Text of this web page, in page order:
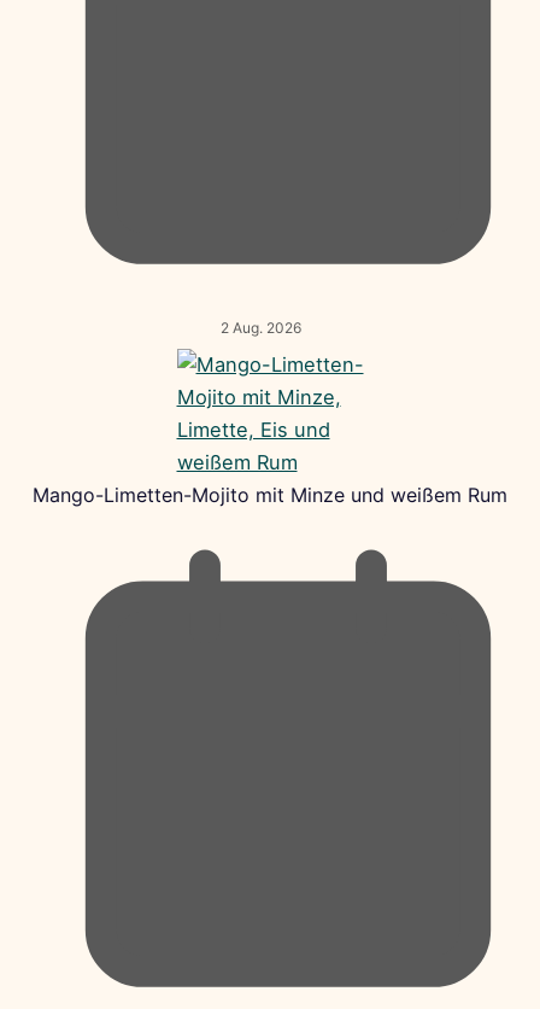
2 Aug. 2026
Mango-Limetten-Mojito mit Minze und weißem Rum